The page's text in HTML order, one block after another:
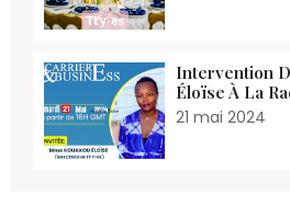
Intervention
Éloïse À La
21 mai 2024